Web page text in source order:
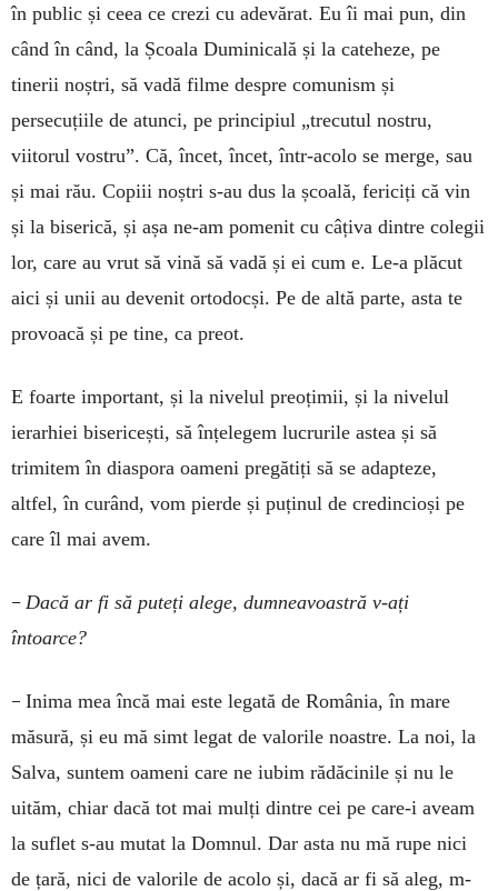
în public și ceea ce crezi cu adevărat. Eu îi mai pun, din
când în când, la Școala Duminicală și la cateheze, pe
tinerii noștri, să vadă filme despre comunism și
persecuțiile de atunci, pe principiul „trecutul nostru,
viitorul vostru”. Că, încet, încet, într-acolo se merge, sau
și mai rău. Copiii noștri s-au dus la școală, fericiți că vin
și la biserică, și așa ne-am pomenit cu câțiva dintre colegii
lor, care au vrut să vină să vadă și ei cum e. Le-a plăcut
aici și unii au devenit ortodocși. Pe de altă parte, asta te
provoacă și pe tine, ca preot.
E foarte important, și la nivelul preoțimii, și la nivelul
ierarhiei bisericești, să înțelegem lucrurile astea și să
trimitem în diaspora oameni pregătiți să se adapteze,
altfel, în curând, vom pierde și puținul de credincioși pe
care îl mai avem.
– Dacă ar fi să puteți alege, dumneavoastră v-ați
întoarce?
– Inima mea încă mai este legată de România, în mare
măsură, și eu mă simt legat de valorile noastre. La noi, la
Salva, suntem oameni care ne iubim rădăcinile și nu le
uităm, chiar dacă tot mai mulți dintre cei pe care-i aveam
la suflet s-au mutat la Domnul. Dar asta nu mă rupe nici
de țară, nici de valorile de acolo și, dacă ar fi să aleg, m-